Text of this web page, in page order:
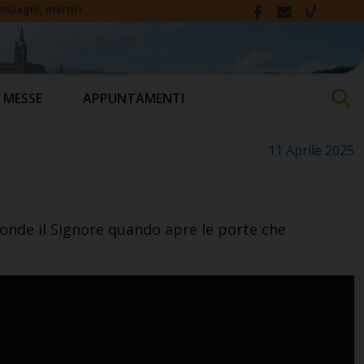
martiri
APPUNTAMENTI
11 Aprile 2025
il Signore quando apre le porte che